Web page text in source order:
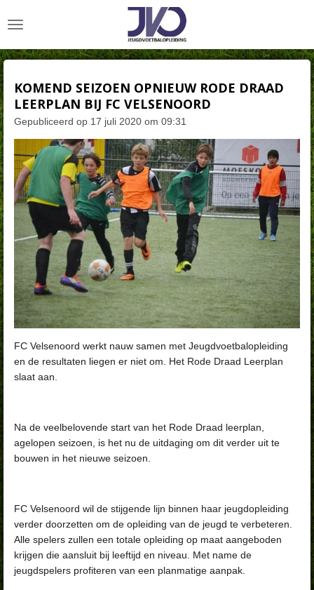
direct
de
KOMEND SEIZOEN OPNIEUW RODE DRAAD
LEERPLAN BIJ FC VELSENOORD
Gepubliceerd op 17 juli 2020 om 09:31
FC Velsenoord werkt nauw samen met Jeugdvoetbalopleiding
en de resultaten liegen er niet om. Het Rode Draad Leerplan
slaat aan.
Na de veelbelovende start van het Rode Draad leerplan,
agelopen seizoen, is het nu de uitdaging om dit verder uit te
bouwen in het nieuwe seizoen.
FC Velsenoord wil de stijgende lijn binnen haar jeugdopleiding
verder doorzetten om de opleiding van de jeugd te verbeteren.
Alle spelers zullen een totale opleiding op maat aangeboden
krijgen die aansluit bij leeftijd en niveau. Met name de
jeugdspelers profiteren van een planmatige aanpak.